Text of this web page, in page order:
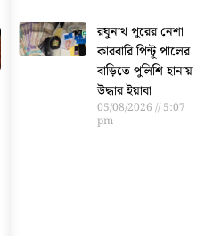
রঘুনাথ পুরের নেশা
কারবারি পিন্টূ পালের
বাড়িতে পুলিশি হানায়
উদ্ধার ইয়াবা
05/08/2026 5:07
pm